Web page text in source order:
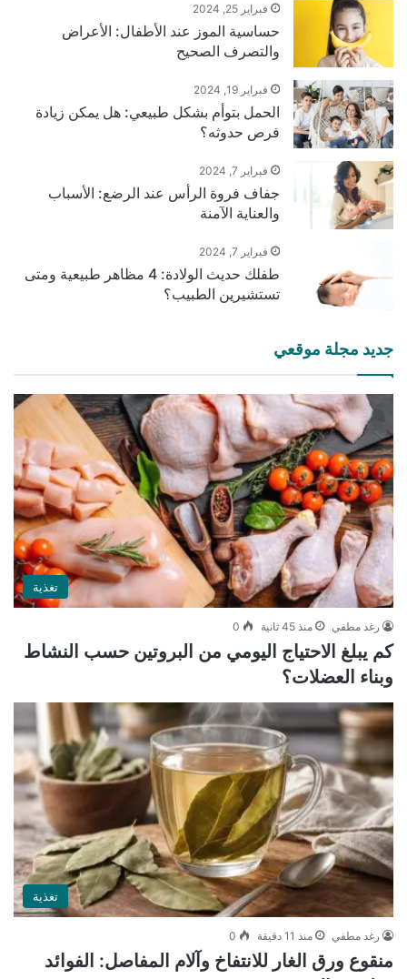
فبراير 25, 2024
حساسية الموز عند الأطفال: الأعراض
والتصرف الصحيح
فبراير 19, 2024
الحمل بتوأم بشكل طبيعي: هل يمكن زيادة
فرص حدوثه؟
فبراير 7, 2024
جفاف فروة الرأس عند الرضع: الأسباب
والعناية الآمنة
فبراير 7, 2024
طفلك حديث الولادة: 4 مظاهر طبيعية ومتى
تستشيرين الطبيب؟
جديد مجلة موقعي
تغذية
رغد مطفي منذ 45 ثانية 0
كم يبلغ الاحتياج اليومي من البروتين حسب النشاط
وبناء العضلات؟
تغذية
رغد مطفي منذ 11 دقيقة 0
منقوع ورق الغار للانتفاخ وآلام المفاصل: الفوائد